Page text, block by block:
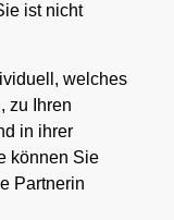
ist nicht
welches
zu Ihren
in ihrer
können Sie
Partnerin